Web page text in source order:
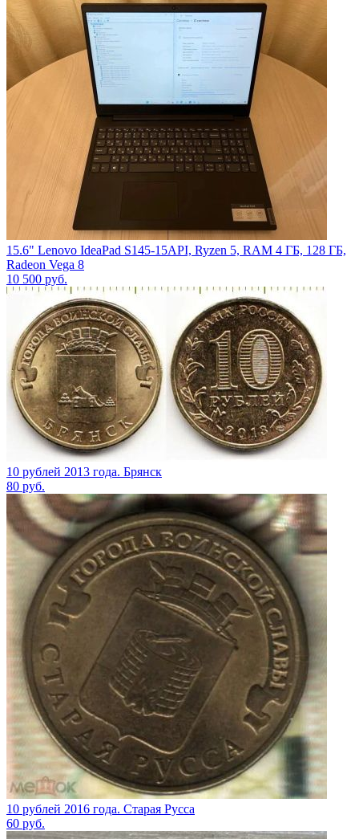
15.6" Lenovo IdeaPad S145-15API, Ryzen 5, RAM 4 ГБ, 128 ГБ,
Radeon Vega 8
10 500 руб.
10 рублей 2013 года. Брянск
80 руб.
10 рублей 2016 года. Старая Русса
60 руб.